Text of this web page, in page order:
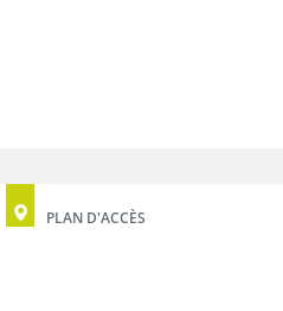
PLAN D'ACCÈS